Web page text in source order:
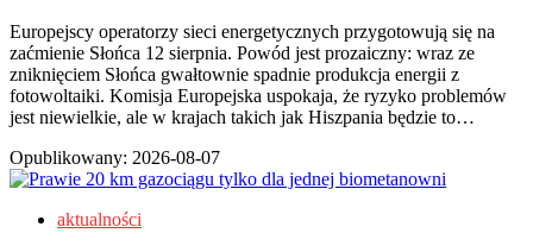
Europejscy operatorzy sieci energetycznych przygotowują się na
zaćmienie Słońca 12 sierpnia. Powód jest prozaiczny: wraz ze
zniknięciem Słońca gwałtownie spadnie produkcja energii z
fotowoltaiki. Komisja Europejska uspokaja, że ryzyko problemów
jest niewielkie, ale w krajach takich jak Hiszpania będzie to…
Opublikowany: 2026-08-07
aktualności